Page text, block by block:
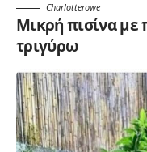
Charlotterowe
Μικρή πισίνα με
τριγύρω